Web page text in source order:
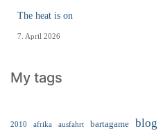
The heat is on
7. April 2026
My tags
2010 afrika ausfahrt bartagame blog